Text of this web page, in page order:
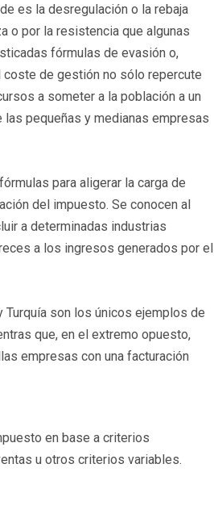
es la desregulación o la rebaja
o por la resistencia que algunas
fórmulas de evasión o,
de gestión no sólo repercute
a someter a la población a un
pequeñas y medianas empresas
para aligerar la carga de
del impuesto. Se conocen al
a determinadas industrias
a los ingresos generados por el
Turquía son los únicos ejemplos de
que, en el extremo opuesto,
empresas con una facturación
en base a criterios
u otros criterios variables.